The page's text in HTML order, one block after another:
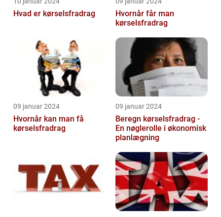
Hvad er kørselsfradrag
Hvornår får man
kørselsfradrag
09 januar 2024
Hvornår kan man få
kørselsfradrag
09 januar 2024
Beregn kørselsfradrag -
En nøglerolle i økonomisk
planlægning